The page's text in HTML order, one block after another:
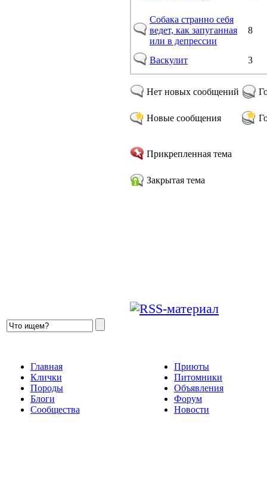
Собака странно себя
ведет, как запуганная
или в депрессии
8
Васкулит 3
Нет новых сообщений
Новые сообщения
Прикрепленная тема
Закрытая тема
Главная
Клички
Породы
Блоги
Сообщества
Приюты
Питомники
Объявления
Форум
Новости